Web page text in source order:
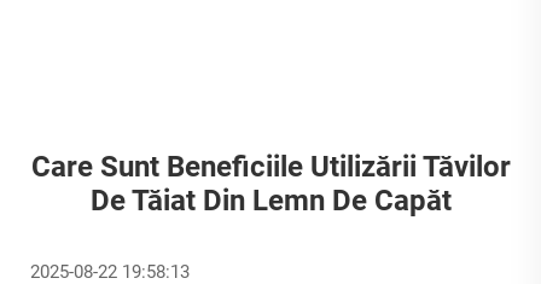
Care Sunt Beneficiile Utilizării Tăvilor
De Tăiat Din Lemn De Capăt
2025-08-22 19:58:13